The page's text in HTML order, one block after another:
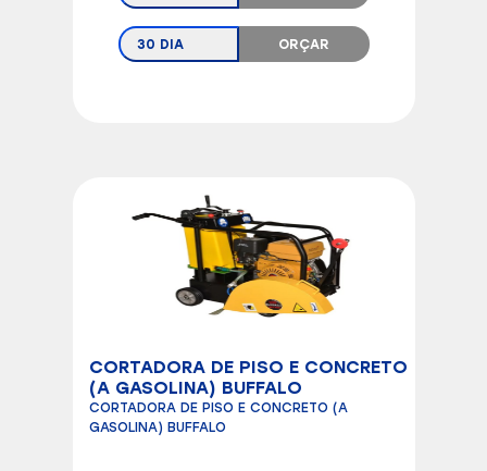
30 DIA ORÇAR
CORTADORA DE PISO E CONCRETO
(A GASOLINA) BUFFALO
CORTADORA DE PISO E CONCRETO (A
GASOLINA) BUFFALO